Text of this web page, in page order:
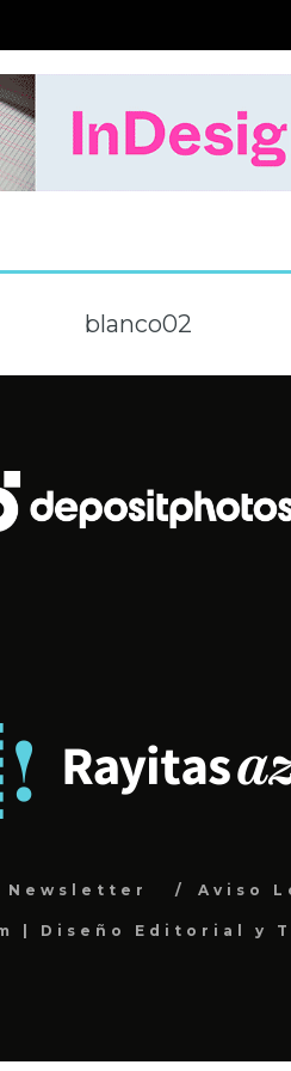
blanco02
Newsletter Aviso
| Diseño Editorial y